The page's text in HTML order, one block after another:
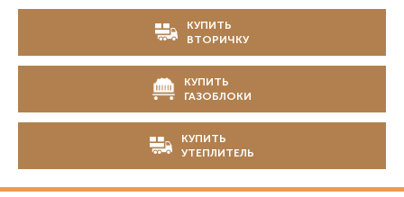
КУПИТЬ
ВТОРИЧКУ
КУПИТЬ
ГАЗОБЛОКИ
КУПИТЬ
УТЕПЛИТЕЛЬ